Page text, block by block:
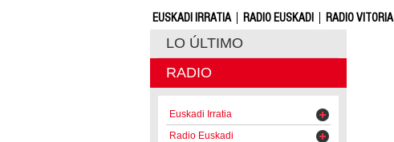
EUSKADI IRRATIA RADIO EUSKADI RADIO VITORIA
LO ÚLTIMO
RADIO
Euskadi Irratia
Radio Euskadi